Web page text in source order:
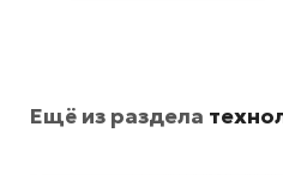
Ещё из раздела